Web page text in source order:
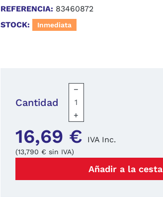
REFERENCIA: 83460872
STOCK:
Inmediata
Cantidad
−
+
16,69 € IVA Inc.
(13,790 € sin IVA)
Añadir a la cesta